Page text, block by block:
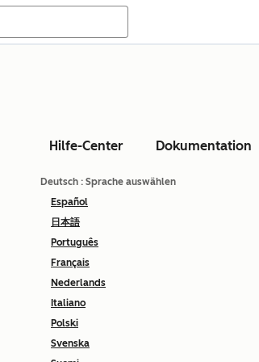
Hilfe-Center Dokumentation
Deutsch : Sprache auswählen
Español
日本語
Português
Français
Nederlands
Italiano
Polski
Svenska